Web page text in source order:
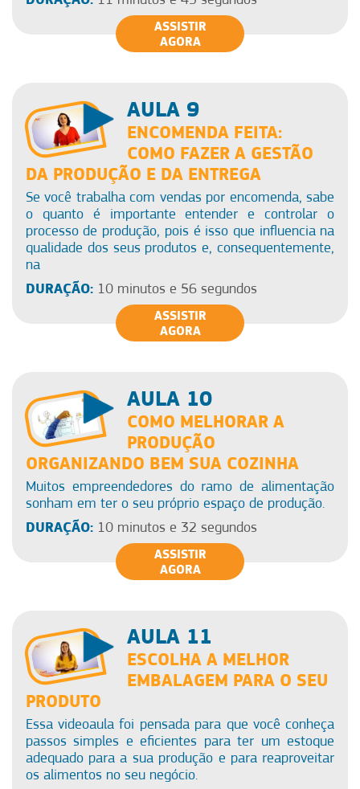
ASSISTIR
AGORA
AULA 9
ENCOMENDA FEITA:
COMO FAZER A GESTÃO
DA PRODUÇÃO E DA ENTREGA
Se você trabalha com vendas por encomenda, sabe
o quanto é importante entender e controlar o
processo de produção, pois é isso que influencia na
qualidade dos seus produtos e, consequentemente,
na
DURAÇÃO:10 minutos e 56 segundos
ASSISTIR
AGORA
AULA 10
COMO MELHORAR A
PRODUÇÃO
ORGANIZANDO BEM SUA COZINHA
Muitos empreendedores do ramo de alimentação
sonham em ter o seu próprio espaço de produção.
DURAÇÃO:10 minutos e 32 segundos
ASSISTIR
AGORA
AULA 11
ESCOLHA A MELHOR
EMBALAGEM PARA O SEU
PRODUTO
Essa videoaula foi pensada para que você conheça
passos simples e eficientes para ter um estoque
adequado para a sua produção e para reaproveitar
os alimentos no seu negócio.